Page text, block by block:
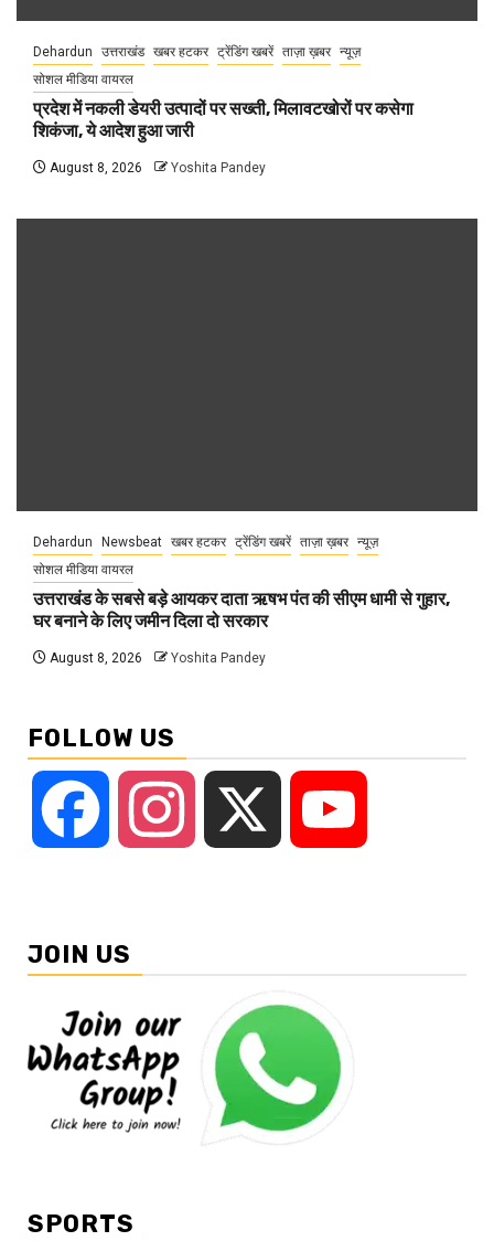
Dehardun उत्तराखंड खबर हटकर ट्रेंडिंग खबरें ताज़ा ख़बर न्यूज़
सोशल मीडिया वायरल
प्रदेश में नकली डेयरी उत्पादों पर सख्ती, मिलावटखोरों पर कसेगा
शिकंजा, ये आदेश हुआ जारी
August 8, 2026 Yoshita Pandey
Dehardun Newsbeat खबर हटकर ट्रेंडिंग खबरें ताज़ा ख़बर न्यूज़
सोशल मीडिया वायरल
उत्तराखंड के सबसे बड़े आयकर दाता ऋषभ पंत की सीएम धामी से गुहार,
घर बनाने के लिए जमीन दिला दो सरकार
August 8, 2026 Yoshita Pandey
FOLLOW US
Facebook Instagram
JOIN US
SPORTS